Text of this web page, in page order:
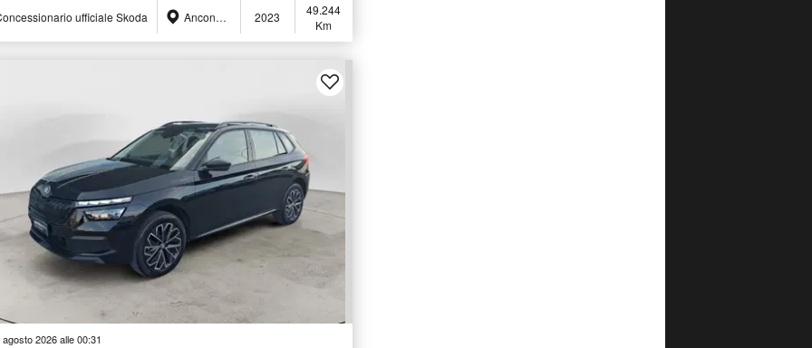
ufficiale Skoda Ancona (AN) 2023
49.244
Km
agosto 2026 alle 00:31